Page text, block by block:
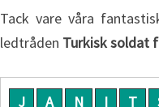
Tack vare våra
ledtråden Turkisk soldat
J A N I T